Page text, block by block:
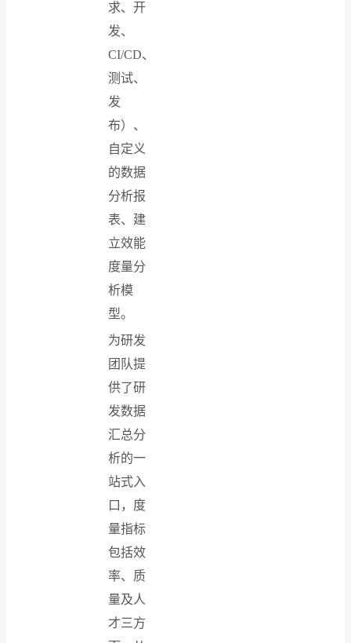
求、开
发、
CI/CD、
测试、
发
布）、
自定义
的数据
分析报
表、建
立效能
度量分
析模
型。
为研发
团队提
供了研
发数据
汇总分
析的一
站式入
口，度
量指标
包括效
率、质
量及人
才三方